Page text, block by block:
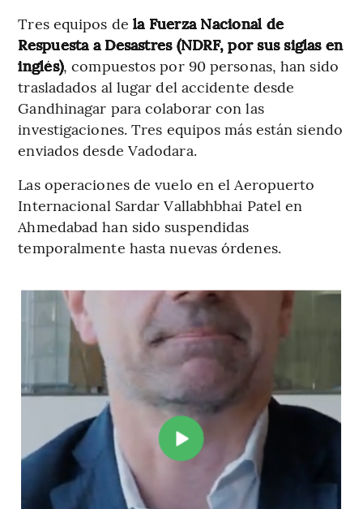
Tres equipos de la Fuerza Nacional de
Respuesta a Desastres (NDRF, por sus siglas en
inglés), compuestos por 90 personas, han sido
trasladados al lugar del accidente desde
Gandhinagar para colaborar con las
investigaciones. Tres equipos más están siendo
enviados desde Vadodara.
Las operaciones de vuelo en el Aeropuerto
Internacional Sardar Vallabhbhai Patel en
Ahmedabad han sido suspendidas
temporalmente hasta nuevas órdenes.